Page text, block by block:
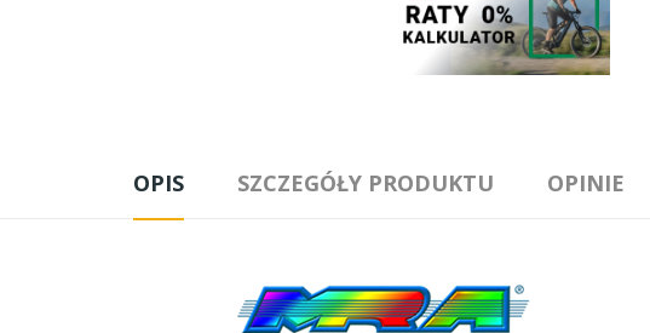
OPIS SZCZEGÓŁY PRODUKTU OPINIE